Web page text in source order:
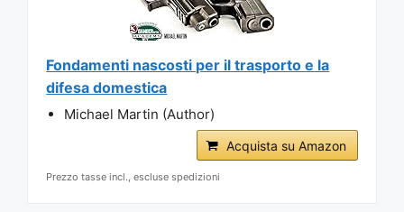
Fondamenti nascosti per il trasporto e la
difesa domestica
Michael Martin (Author)
Acquista su Amazon
Prezzo tasse incl., escluse spedizioni